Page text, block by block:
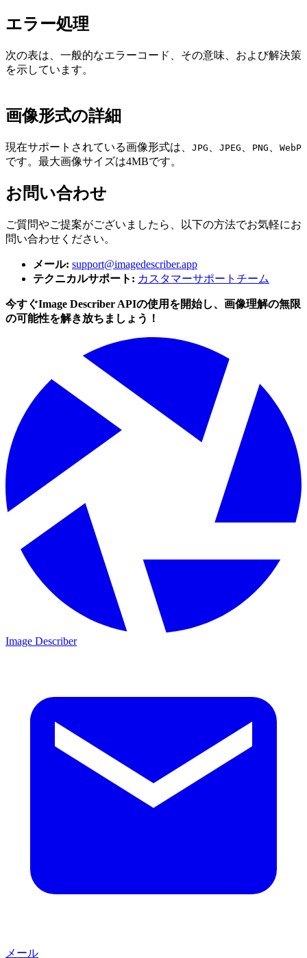
エラー処理
次の表は、一般的なエラーコード、その意味、および解決策
を示しています。
画像形式の詳細
現在サポートされている画像形式は、 JPG JPEG PNG WebP
です。最大画像サイズは4MBです。
お問い合わせ
ご質問やご提案がございましたら、以下の方法でお気軽にお
問い合わせください。
メール: support@imagedescriber.app
テクニカルサポート: カスタマーサポートチーム
今すぐImage Describer APIの使用を開始し、画像理解の無限
の可能性を解き放ちましょう！
Image Describer
メール